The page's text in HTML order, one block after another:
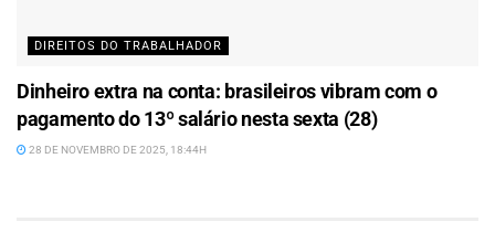
DIREITOS DO TRABALHADOR
Dinheiro extra na conta: brasileiros vibram com o
pagamento do 13º salário nesta sexta (28)
28 DE NOVEMBRO DE 2025, 18:44H